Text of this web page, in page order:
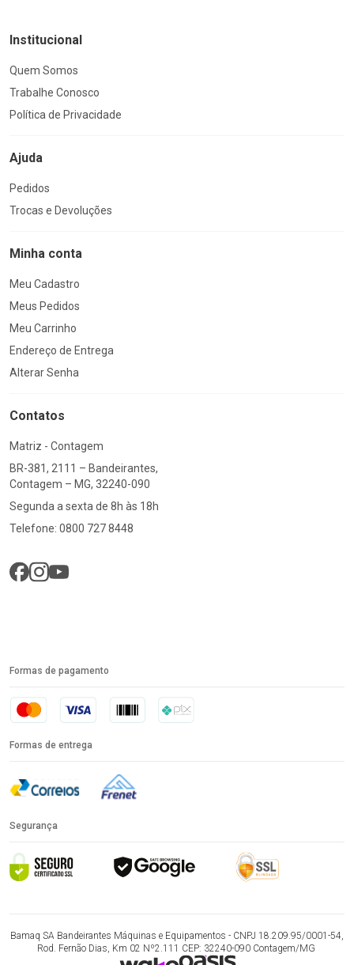
Institucional
Quem Somos
Trabalhe Conosco
Política de Privacidade
Ajuda
Pedidos
Trocas e Devoluções
Minha conta
Meu Cadastro
Meus Pedidos
Meu Carrinho
Endereço de Entrega
Alterar Senha
Contatos
Matriz - Contagem
BR-381, 2111 – Bandeirantes,
Contagem – MG, 32240-090
Segunda a sexta de 8h às 18h
Telefone: 0800 727 8448
Formas de pagamento
Formas de entrega
Segurança
Bamaq SA Bandeirantes Máquinas e Equipamentos - CNPJ 18.209.95/0001-54,
Rod. Fernão Dias, Km 02 Nº2.111 CEP: 32240-090 Contagem/MG